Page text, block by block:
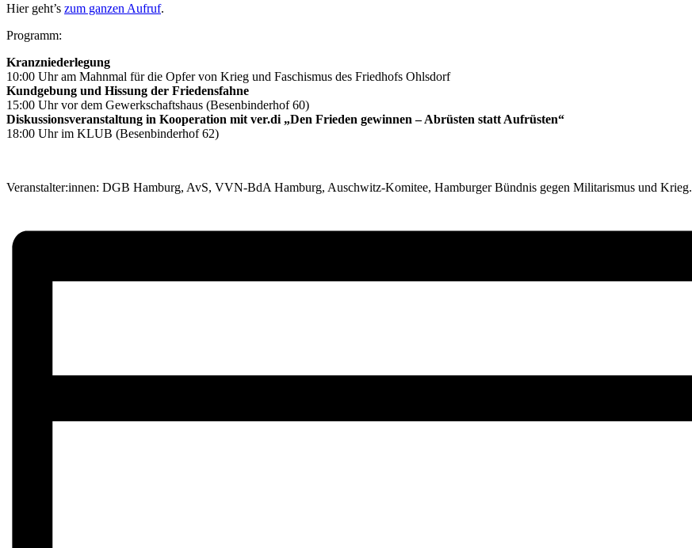
Hier geht’s zum ganzen Aufruf.
Programm:
Kranzniederlegung
10:00 Uhr am Mahnmal für die Opfer von Krieg und Faschismus des Friedhofs Ohlsdorf
Kundgebung und Hissung der Friedensfahne
15:00 Uhr vor dem Gewerkschaftshaus (Besenbinderhof 60)
Diskussionsveranstaltung in Kooperation mit ver.di „Den Frieden gewinnen – Abrüsten statt Aufrüsten“
18:00 Uhr im KLUB (Besenbinderhof 62)
Veranstalter:innen: DGB Hamburg, AvS, VVN-BdA Hamburg, Auschwitz-Komitee, Hamburger Bündnis gegen Militarismus und Krieg.